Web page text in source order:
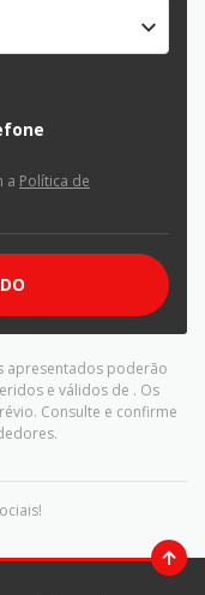
a Política de
apresentados poderão
e válidos de . Os
Consulte e confirme